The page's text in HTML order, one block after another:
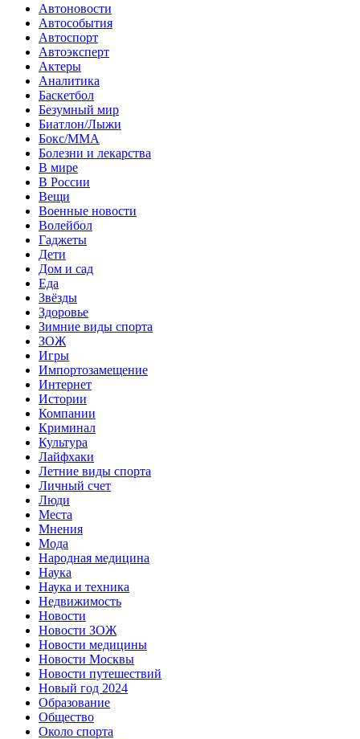
Автоновости
Автособытия
Автоспорт
Автоэксперт
Актеры
Аналитика
Баскетбол
Безумный мир
Биатлон/Лыжи
Бокс/MMA
Болезни и лекарства
В мире
В России
Вещи
Военные новости
Волейбол
Гаджеты
Дети
Дом и сад
Еда
Звёзды
Здоровье
Зимние виды спорта
ЗОЖ
Игры
Импортозамещение
Интернет
Истории
Компании
Криминал
Культура
Лайфхаки
Летние виды спорта
Личный счет
Люди
Места
Мнения
Мода
Народная медицина
Наука
Наука и техника
Недвижимость
Новости
Новости ЗОЖ
Новости медицины
Новости Москвы
Новости путешествий
Новый год 2024
Образование
Общество
Около спорта